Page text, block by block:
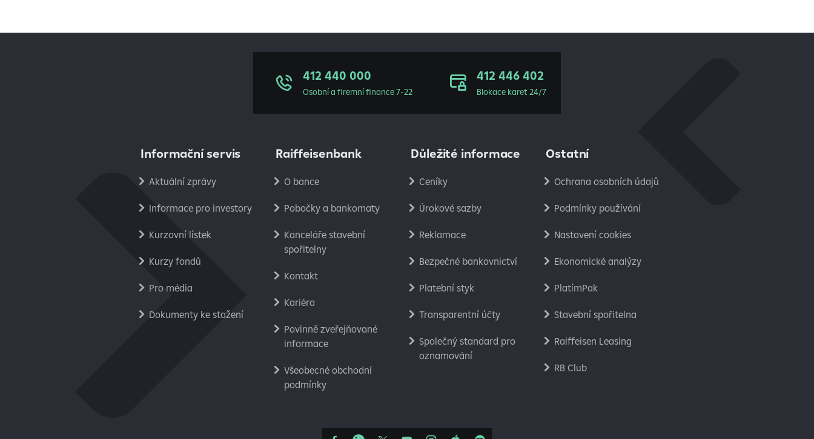
412 440 000
Osobní a firemní finance 7-22
412 446 402
Blokace karet 24/7
Informační servis
Aktuální zprávy
Informace pro investory
Kurzovní lístek
Kurzy fondů
Pro média
Dokumenty ke stažení
Raiffeisenbank
O bance
Pobočky a bankomaty
Kanceláře stavební
spořitelny
Kontakt
Kariéra
Povinně zveřejňované
informace
Všeobecné obchodní
podmínky
Důležité informace
Ceníky
Úrokové sazby
Reklamace
Bezpečné bankovnictví
Platební styk
Transparentní účty
Společný standard pro
oznamování
Ostatní
Ochrana osobních údajů
Podmínky používání
Nastavení cookies
Ekonomické analýzy
PlatímPak
Stavební spořitelna
Raiffeisen Leasing
RB Club